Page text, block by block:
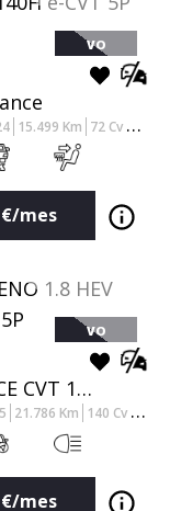
VO
15.499 Km 72 Cv
€/mes
VO
TODOTERRENO 1.8 HEV ADVANCE CVT 140 5P
21.786 Km 140 Cv
€/mes